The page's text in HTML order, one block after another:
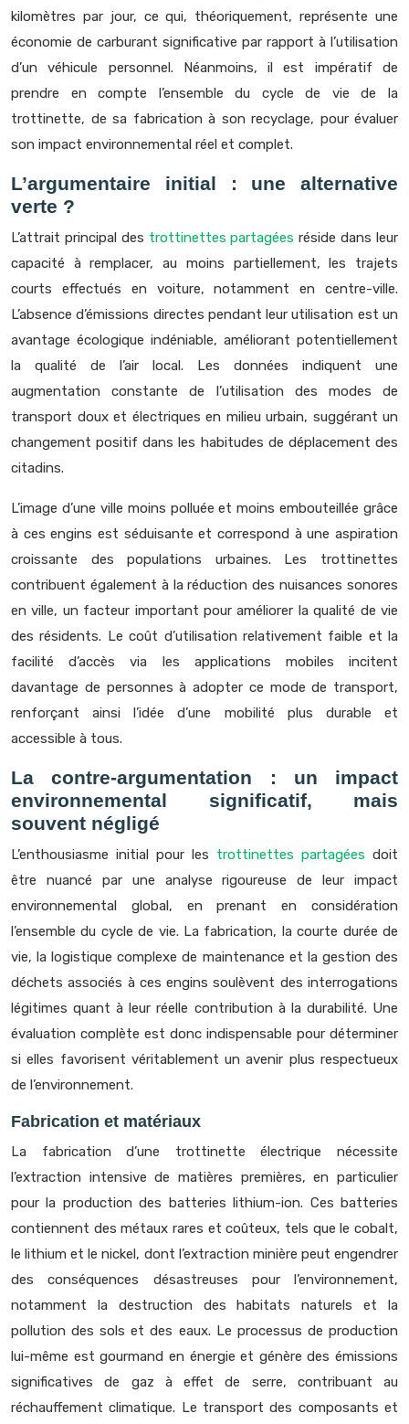
kilomètres par jour, ce qui, théoriquement, représente une
économie de carburant significative par rapport à l’utilisation
d’un véhicule personnel. Néanmoins, il est impératif de
prendre en compte l’ensemble du cycle de vie de la
trottinette, de sa fabrication à son recyclage, pour évaluer
son impact environnemental réel et complet.
L’argumentaire initial : une alternative
verte ?
L’attrait principal des trottinettes partagéesréside dans leur
capacité à remplacer, au moins partiellement, les trajets
courts effectués en voiture, notamment en centre-ville.
L’absence d’émissions directes pendant leur utilisation est un
avantage écologique indéniable, améliorant potentiellement
la qualité de l’air local. Les données indiquent une
augmentation constante de l’utilisation des modes de
transport doux et électriques en milieu urbain, suggérant un
changement positif dans les habitudes de déplacement des
citadins.
L’image d’une ville moins polluée et moins embouteillée grâce
à ces engins est séduisante et correspond à une aspiration
croissante des populations urbaines. Les trottinettes
contribuent également à la réduction des nuisances sonores
en ville, un facteur important pour améliorer la qualité de vie
des résidents. Le coût d’utilisation relativement faible et la
facilité d’accès via les applications mobiles incitent
davantage de personnes à adopter ce mode de transport,
renforçant ainsi l’idée d’une mobilité plus durable et
accessible à tous.
La contre-argumentation : un impact
environnemental significatif, mais
souvent négligé
L’enthousiasme initial pour les trottinettes partagées doit
être nuancé par une analyse rigoureuse de leur impact
environnemental global, en prenant en considération
l’ensemble du cycle de vie. La fabrication, la courte durée de
vie, la logistique complexe de maintenance et la gestion des
déchets associés à ces engins soulèvent des interrogations
légitimes quant à leur réelle contribution à la durabilité. Une
évaluation complète est donc indispensable pour déterminer
si elles favorisent véritablement un avenir plus respectueux
de l’environnement.
Fabrication et matériaux
La fabrication d’une trottinette électrique nécessite
l’extraction intensive de matières premières, en particulier
pour la production des batteries lithium-ion. Ces batteries
contiennent des métaux rares et coûteux, tels que le cobalt,
le lithium et le nickel, dont l’extraction minière peut engendrer
des conséquences désastreuses pour l’environnement,
notamment la destruction des habitats naturels et la
pollution des sols et des eaux. Le processus de production
lui-même est gourmand en énergie et génère des émissions
significatives de gaz à effet de serre, contribuant au
réchauffement climatique. Le transport des composants et